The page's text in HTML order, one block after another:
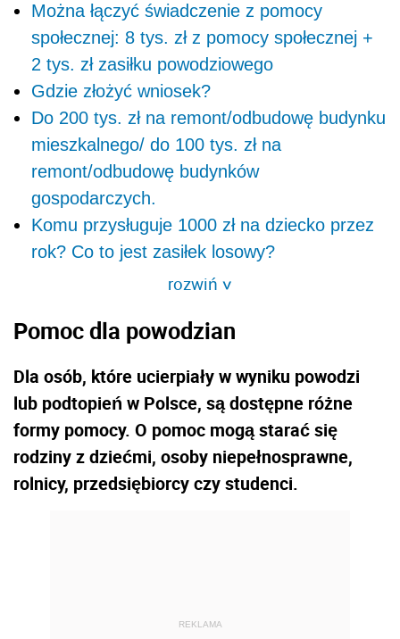
Można łączyć świadczenie z pomocy
społecznej: 8 tys. zł z pomocy społecznej +
2 tys. zł zasiłku powodziowego
Gdzie złożyć wniosek?
Do 200 tys. zł na remont/odbudowę budynku
mieszkalnego/ do 100 tys. zł na
remont/odbudowę budynków
gospodarczych.
Komu przysługuje 1000 zł na dziecko przez
rok? Co to jest zasiłek losowy?
rozwiń>
Pomoc dla powodzian
Dla osób, które ucierpiały w wyniku powodzi
lub podtopień w Polsce, są dostępne różne
formy pomocy. O pomoc mogą starać się
rodziny z dziećmi, osoby niepełnosprawne,
rolnicy, przedsiębiorcy czy studenci.
REKLAMA